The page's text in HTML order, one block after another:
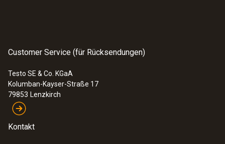
Customer Service (für Rücksendungen)
Testo SE & Co. KGaA
Kolumban-Kayser-Straße 17
79853 Lenzkirch
Kontakt